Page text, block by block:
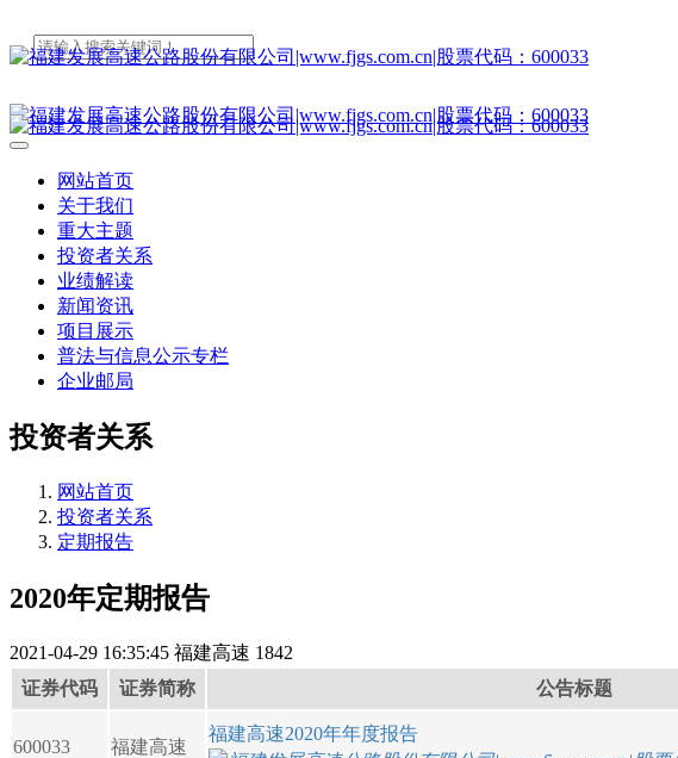
网站首页
关于我们
重大主题
投资者关系
业绩解读
新闻资讯
项目展示
普法与信息公示专栏
企业邮局
投资者关系
网站首页
投资者关系
定期报告
2020年定期报告
2021-04-29 16:35:45 福建高速 1842
证券代码
证券简称 公告标题
600033 福建高速
福建高速2020年年度报告